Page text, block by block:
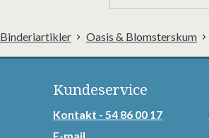
Binderiartikler Oasis & Blomsterskum
Kundeservice
Kontakt - 54 86 00 17
E-mail